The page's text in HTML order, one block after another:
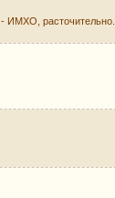
ИМХО, расточительно.